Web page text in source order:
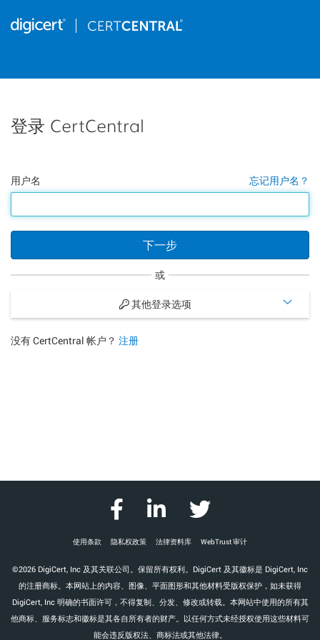
登录 CertCentral
忘记用户名？
用户名
下一步
或
其他登录选项
没有 CertCentral 帐户？ 注册
使用条款 隐私权政策 法律资料库 WebTrust 审计
©2026 DigiCert, Inc 及其关联公司。保留所有权利。DigiCert 及其徽标是 DigiCert, Inc
的注册商标。本网站上的内容、图像、平面图形和其他材料受版权保护，如未获得
DigiCert, Inc 明确的书面许可，不得复制、分发、修改或转载。本网站中使用的所有其
他商标、服务标志和徽标是其各自所有者的财产。以任何方式未经授权使用这些材料可
能会违反版权法、商标法或其他法律。